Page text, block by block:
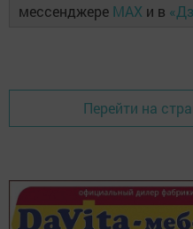
мессенджере MAX и в
Перейти на